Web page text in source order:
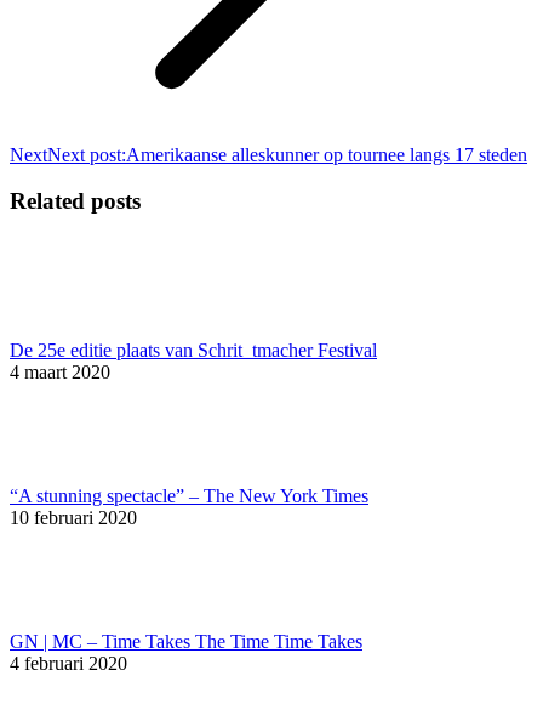
NextNext post:Amerikaanse alleskunner op tournee langs 17 steden
Related posts
De 25e editie plaats van Schrit_tmacher Festival
4 maart 2020
“A stunning spectacle” – The New York Times
10 februari 2020
GN | MC – Time Takes The Time Time Takes
4 februari 2020